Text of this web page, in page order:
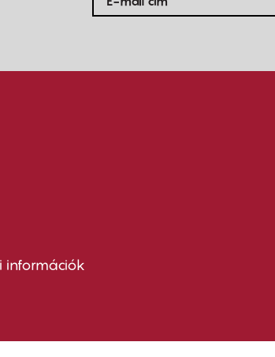
információk